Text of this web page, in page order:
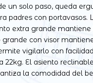
un solo paso, queda
padres con portavasos.
extra grande mantiene
con visor
vigilarlo con
22kg. El asiento
la comodidad del